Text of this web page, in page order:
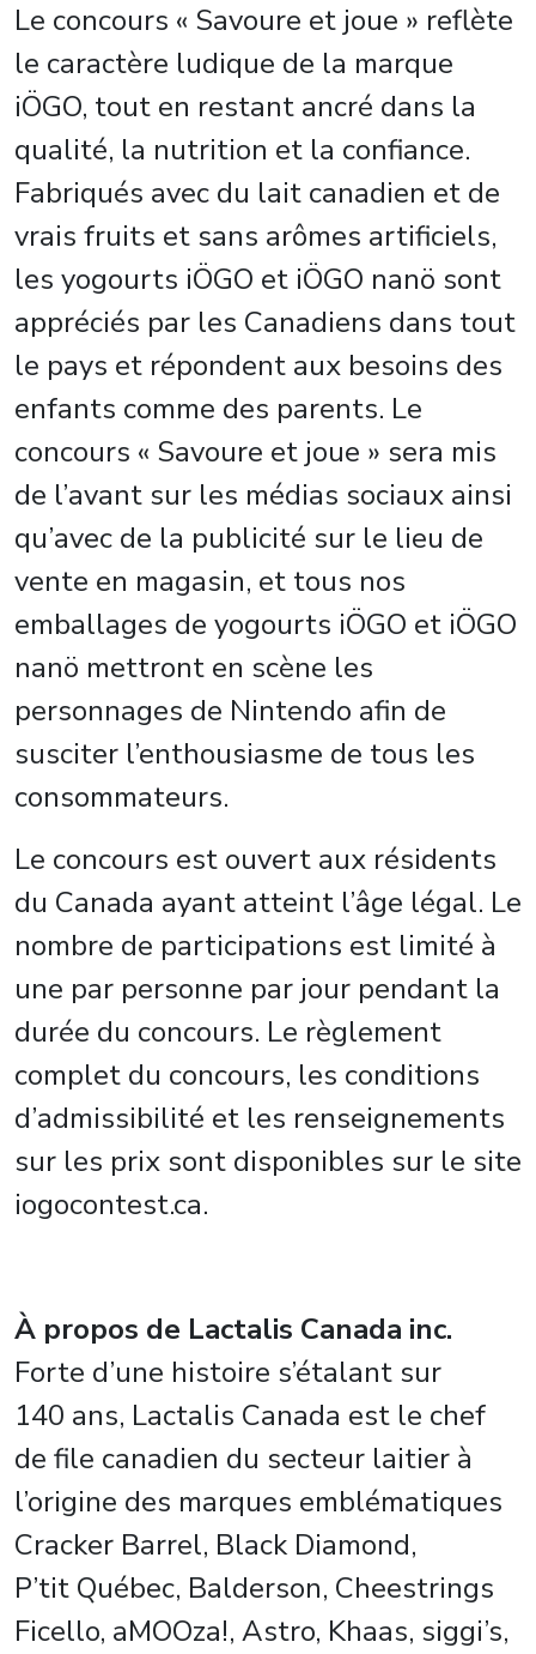
Le concours « Savoure et joue » reflète
le caractère ludique de la marque
iÖGO, tout en restant ancré dans la
qualité, la nutrition et la confiance.
Fabriqués avec du lait canadien et de
vrais fruits et sans arômes artificiels,
les yogourts iÖGO et iÖGO nanö sont
appréciés par les Canadiens dans tout
le pays et répondent aux besoins des
enfants comme des parents. Le
concours « Savoure et joue » sera mis
de l’avant sur les médias sociaux ainsi
qu’avec de la publicité sur le lieu de
vente en magasin, et tous nos
emballages de yogourts iÖGO et iÖGO
nanö mettront en scène les
personnages de Nintendo afin de
susciter l’enthousiasme de tous les
consommateurs.
Le concours est ouvert aux résidents
du Canada ayant atteint l’âge légal. Le
nombre de participations est limité à
une par personne par jour pendant la
durée du concours. Le règlement
complet du concours, les conditions
d’admissibilité et les renseignements
sur les prix sont disponibles sur le site
iogocontest.ca.
À propos de Lactalis Canada inc.
Forte d’une histoire s’étalant sur
140 ans, Lactalis Canada est le chef
de file canadien du secteur laitier à
l’origine des marques emblématiques
Cracker Barrel, Black Diamond,
P’tit Québec, Balderson, Cheestrings
Ficello, aMOOza!, Astro, Khaas, siggi’s,